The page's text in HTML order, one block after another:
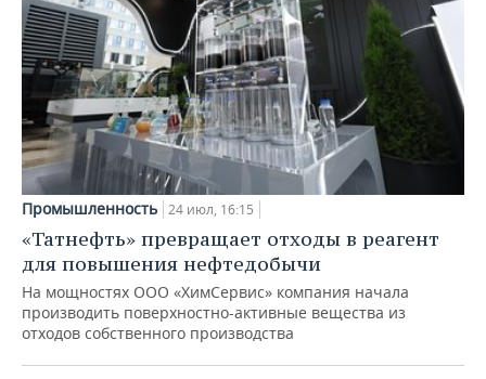
Промышленность 24 июл, 16:15
«Татнефть» превращает отходы в реагент
для повышения нефтедобычи
На мощностях ООО «ХимСервис» компания начала
производить поверхностно-активные вещества из
отходов собственного производства